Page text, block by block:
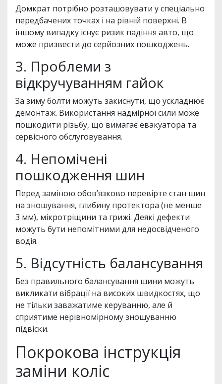
Домкрат потрібно розташовувати у спеціально
передбачених точках і на рівній поверхні. В
іншому випадку існує ризик падіння авто, що
може призвести до серйозних пошкоджень.
3. Проблеми з
відкручуванням гайок
За зиму болти можуть закиснути, що ускладнює
демонтаж. Використання надмірної сили може
пошкодити різьбу, що вимагає евакуатора та
сервісного обслуговування.
4. Непомічені
пошкодження шин
Перед заміною обов’язково перевірте стан шин
на зношування, глибину протектора (не менше
3 мм), мікротріщини та грижі. Деякі дефекти
можуть бути непомітними для недосвідченого
водія.
5. Відсутність балансування
Без правильного балансування шини можуть
викликати вібрації на високих швидкостях, що
не тільки заважатиме керуванню, але й
сприятиме нерівномірному зношуванню
підвіски.
Покрокова інструкція
заміни коліс